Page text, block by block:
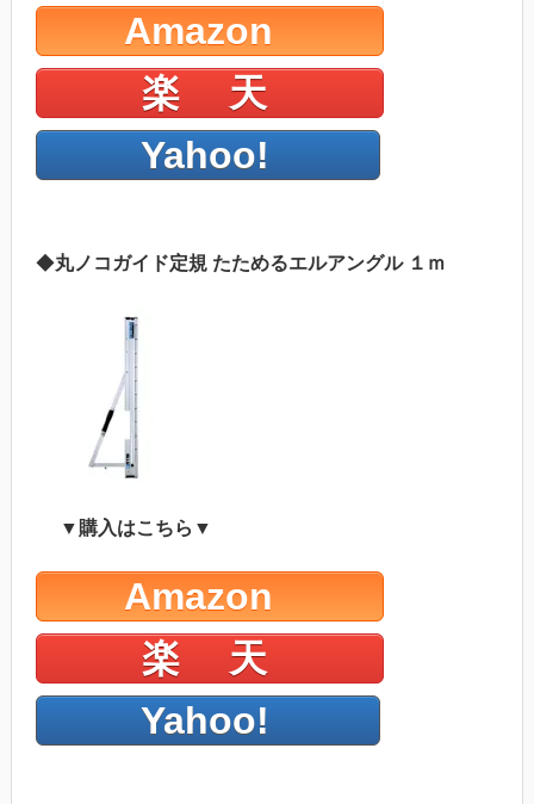
Amazon
楽 天
Yahoo!
◆丸ノコガイド定規 たためるエルアングル １ｍ
▼購入はこちら▼
Amazon
楽 天
Yahoo!